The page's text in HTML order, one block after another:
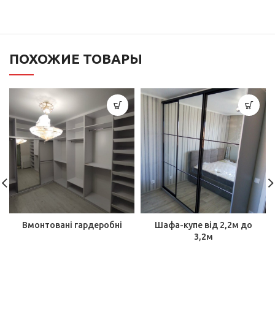
ПОХОЖИЕ ТОВАРЫ
Вмонтовані гардеробні
Шафа-купе від 2,2м до
3,2м